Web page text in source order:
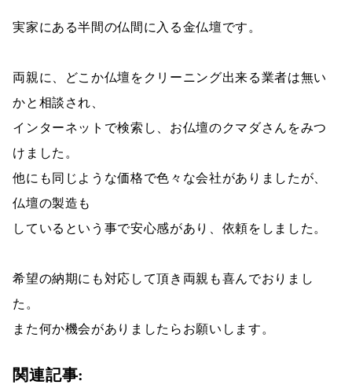
実家にある半間の仏間に入る金仏壇です。
両親に、どこか仏壇をクリーニング出来る業者は無い
かと相談され、
インターネットで検索し、お仏壇のクマダさんをみつ
けました。
他にも同じような価格で色々な会社がありましたが、
仏壇の製造も
しているという事で安心感があり、依頼をしました。
希望の納期にも対応して頂き両親も喜んでおりまし
た。
また何か機会がありましたらお願いします。
関連記事: